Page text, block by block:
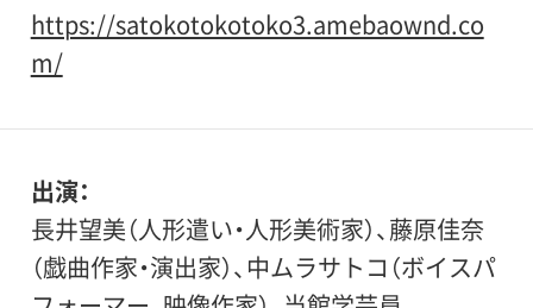
https://satokotokotoko3.amebaownd.co
m/
出演
長井望美（人形遣い・人形美術家）、藤原佳奈
（戯曲作家・演出家）、中ムラサトコ（ボイスパ